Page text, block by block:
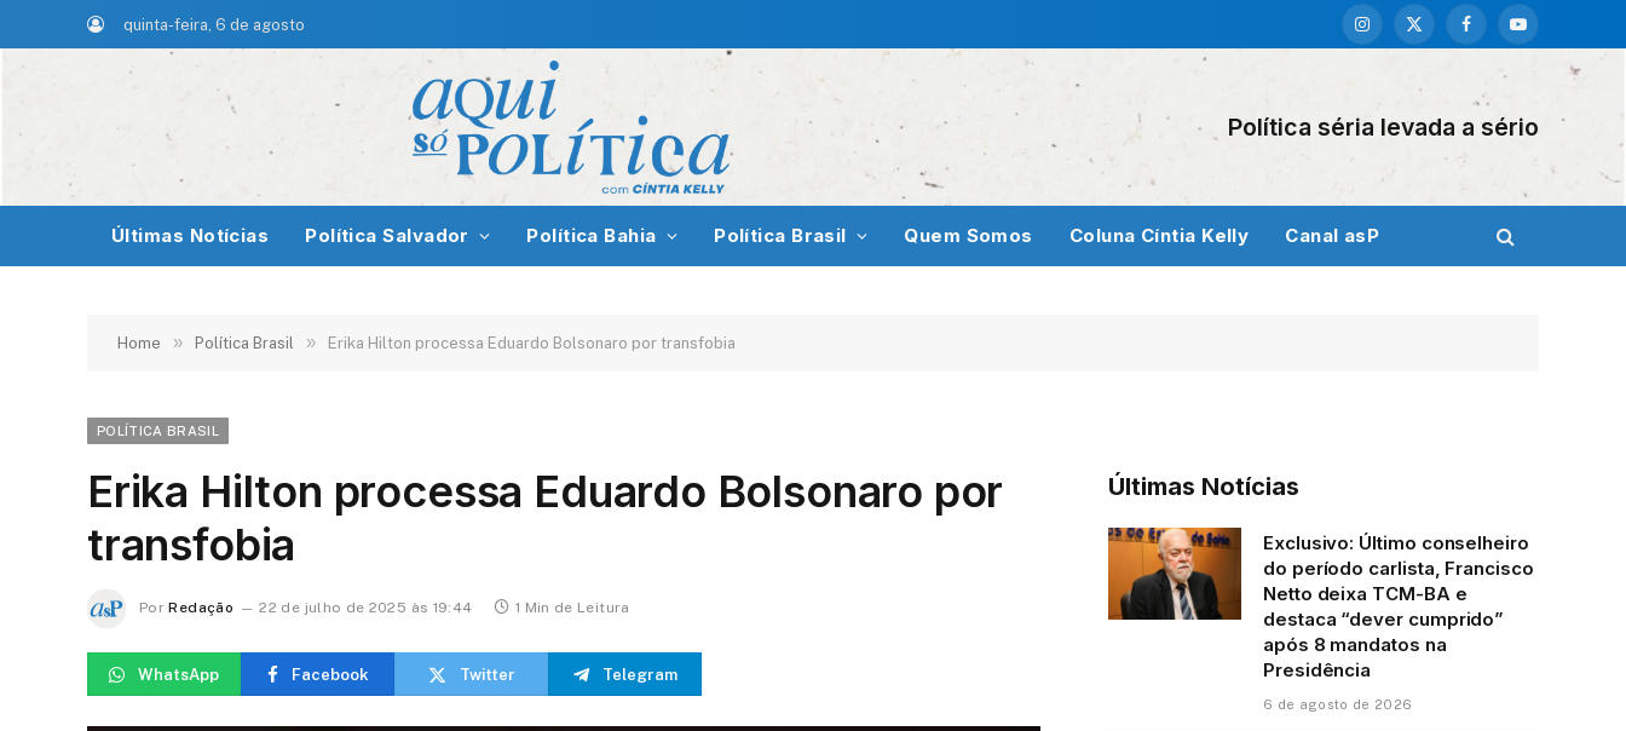
quinta-feira, 6 de agosto
Instagram
X
FacebookYouTube
Política séria levada a sério
Últimas Notícias Política Salvador Política Bahia Política Brasil Quem Somos Coluna Cíntia Kelly Canal asP
Home » Política Brasil » Erika Hilton processa Eduardo Bolsonaro por transfobia
POLÍTICA BRASIL
Erika Hilton processa Eduardo Bolsonaro por
transfobia
Por Redação 22 de julho de 2025 às 19:44 1 Min de Leitura
WhatsApp Facebook Twitter Telegram
Últimas Notícias
Exclusivo: Último conselheiro
do período carlista, Francisco
Netto deixa TCM-BA e
destaca “dever cumprido”
após 8 mandatos na
Presidência
6 de agosto de 2026